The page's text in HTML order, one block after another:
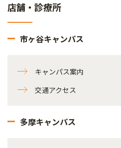
店舗・診療所
市ヶ谷キャンパス
キャンパス案内
交通アクセス
多摩キャンパス